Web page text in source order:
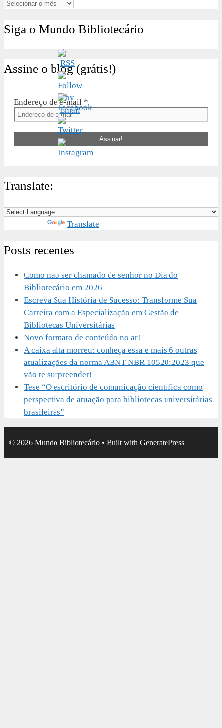
Arquivos
Siga o Mundo Bibliotecário
Assine o blog (grátis!)
Endereço de e-mail *
Translate:
Translate
Posts recentes
Como não ser chamado de senhor no Dia do
Bibliotecário em 2026
Escreva Sua História de Sucesso: Transforme Sua
Carreira com a Especialização em Gestão de
Bibliotecas Universitárias
Novo formato de conteúdo no ar!
A caixa alta morreu: conheça essa e mais 6 outras
atualizações da norma ABNT NBR 10520:2023 que
vão te surpreender!
Tese “O escritório de comunicação científica como
perspectiva de atuação para bibliotecas universitárias
brasileiras”
© 2026 Mundo Bibliotecário • Built with GeneratePress